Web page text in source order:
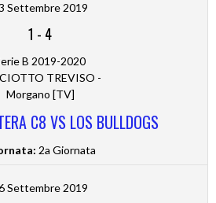
Settembre 2019
1 - 4
B 2019-2020
TREVISO -
Morgano [TV]
C8 VS LOS BULLDOGS
2a Giornata
Settembre 2019